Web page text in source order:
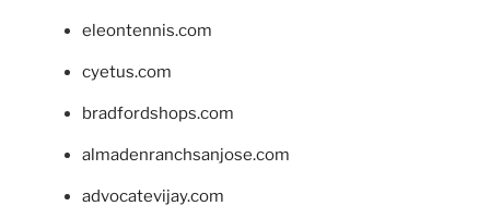
eleontennis.com
cyetus.com
bradfordshops.com
almadenranchsanjose.com
advocatevijay.com